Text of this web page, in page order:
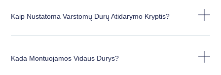
Kaip Nustatoma Varstomų Durų Atidarymo Kryptis?
Kada Montuojamos Vidaus Durys?